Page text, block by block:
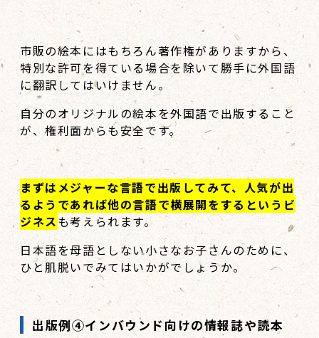
市販の絵本にはもちろん著作権がありますから、
特別な許可を得ている場合を除いて勝手に外国語
に翻訳してはいけません。
自分のオリジナルの絵本を外国語で出版すること
が、権利面からも安全です。
まずはメジャーな言語で出版してみて、人気が出
るようであれば他の言語で横展開をするというビ
ジネスも考えられます。
日本語を母語としない小さなお子さんのために、
ひと肌脱いでみてはいかがでしょうか。
出版例④インバウンド向けの情報誌や読本